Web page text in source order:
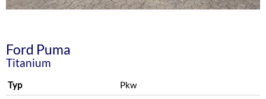
Ford Puma
Titanium
Typ
Pkw